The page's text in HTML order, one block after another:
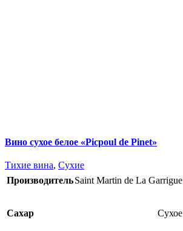
Вино сухое белое «Picpoul de Pinet»
Тихие вина, Сухие
ПроизводительSaint Martin de La Garrigue
Сахар Сухое